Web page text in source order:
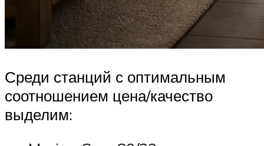
Среди станций с оптимальным
соотношением цена/качество
выделим: